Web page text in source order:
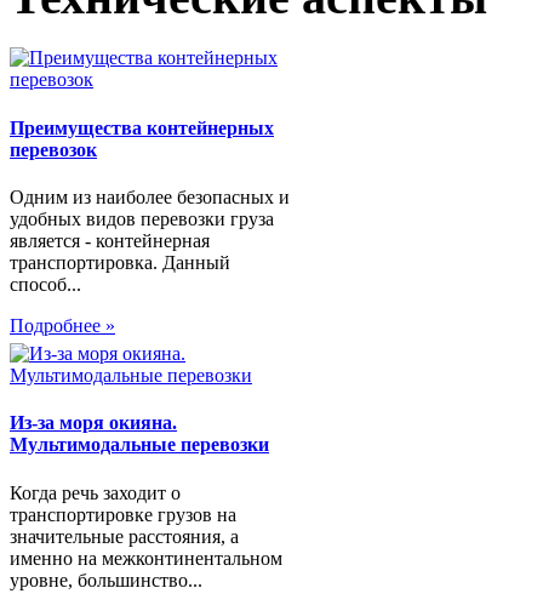
Преимущества контейнерных
перевозок
Одним из наиболее безопасных и
удобных видов перевозки груза
является - контейнерная
транспортировка. Данный
способ...
Подробнее »
Из-за моря окияна.
Мультимодальные перевозки
Когда речь заходит о
транспортировке грузов на
значительные расстояния, а
именно на межконтинентальном
уровне, большинство...